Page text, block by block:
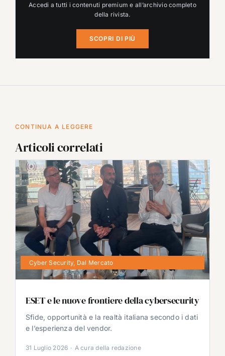
Accedi a tutti i contenuti premium e all’archivio completo
della rivista.
SCOPRI DI PIÙ
CONTINUA A LEGGERE
Articoli correlati
Cyber Security, Dal Mercato
ESET e le nuove frontiere della cybersecurity
Sfide, opportunità e la realtà italiana secondo i dati
e l’esperienza del vendor.
31 Luglio 2026 · A cura della redazione